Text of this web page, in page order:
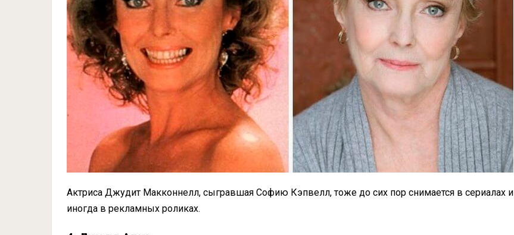
Актриса Джудит Макконнелл, сыгравшая Софию Кэпвелл, тоже до сих пор снимается в сериалах и
иногда в рекламных роликах.